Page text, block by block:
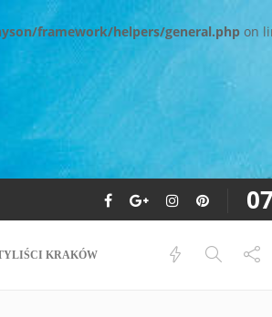
framework/helpers/general.php on
07
KRAKÓW